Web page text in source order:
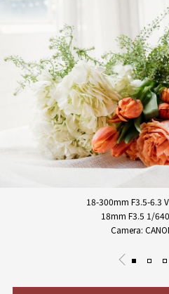
접 성능력을 자랑하여, 광각
리(MOD) 0.19m
, 망원 영
다. 피사체 코앞까지 극도로
유저들의 공간 왜곡과 아웃포
으로 넓혀주며 다이내믹한
니다. 가벼운 일상 스냅과 카
높은 인물 포트레이트 영역
천후 대응력으로 일상의 거
18-300mm F3.5-6.3
18mm F3.5 1/
Camera: